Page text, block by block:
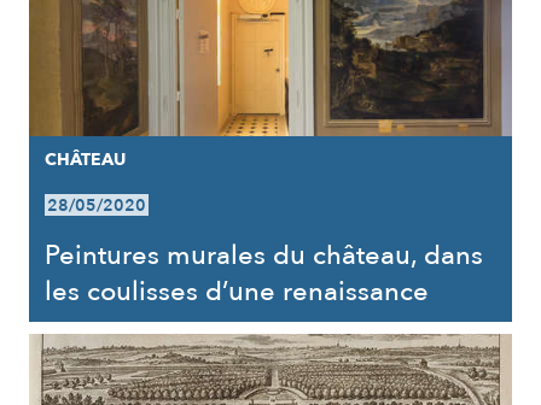
CHÂTEAU
28/05/2020
Peintures murales du château, dans
les coulisses d’une renaissance